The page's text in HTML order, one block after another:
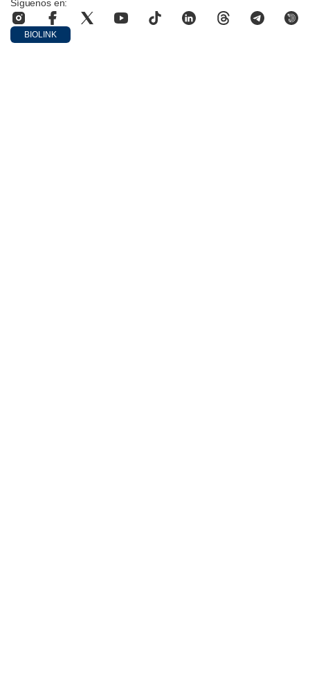
Síguenos en:
BIOLINK